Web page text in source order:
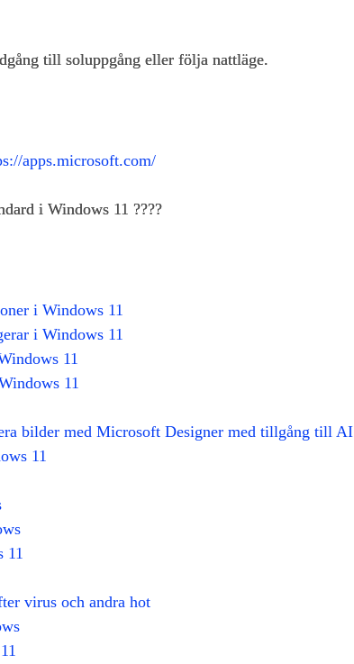
till soluppgång eller följa nattläge.
apps.microsoft.com/
i Windows 11 ????
i Windows 11
i Windows 11
11
11
bilder med Microsoft Designer med tillgång till AI
11
11
virus och andra hot